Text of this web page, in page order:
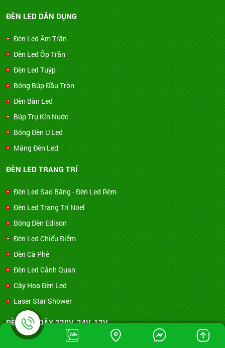
ĐÈN LED DÂN DỤNG
Đèn Led Âm Trần
Đèn Led Ốp Trần
Đèn Led Tuýp
Bóng Búp Đầu Tròn
Đèn Bàn Led
Búp Trụ Kín Nước
Bóng Đèn U Led
Máng Đèn Led
ĐÈN LED TRANG TRÍ
Đèn Led Sao Băng - Đèn Led Rèm
Đèn Led Trang Trí Noel
Bóng Đèn Edison
Đèn Led Chiếu Điểm
Đèn Cà Phê
Đèn Led Cảnh Quan
Cây Hoa Đèn Led
Laser Star Shower
ĐÈN LED DÂY 220V, 24V, 12V
Đèn Led Dây 12V